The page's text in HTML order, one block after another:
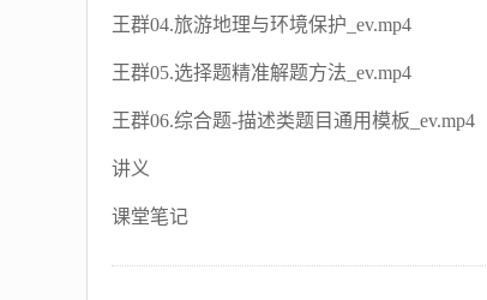
王群04.旅游地理与环境保护_ev.mp4
王群05.选择题精准解题方法_ev.mp4
王群06.综合题-描述类题目通用模板_ev.mp4
讲义
课堂笔记